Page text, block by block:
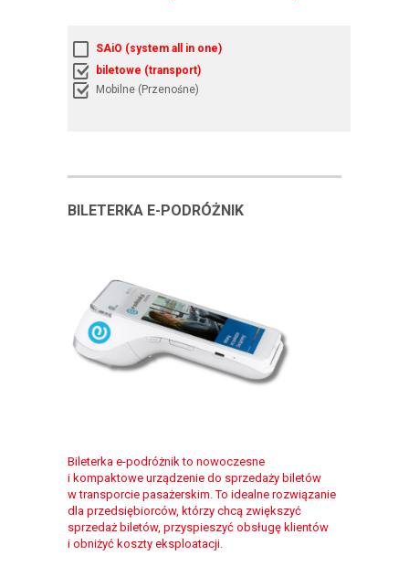
SAiO (system all in one)
biletowe (transport)
Mobilne (Przenośne)
BILETERKA E-PODRÓŻNIK
Bileterka e-podróżnik to nowoczesne
i kompaktowe urządzenie do sprzedaży biletów
w transporcie pasażerskim. To idealne rozwiązanie
dla przedsiębiorców, którzy chcą zwiększyć
sprzedaż biletów, przyspieszyć obsługę klientów
i obniżyć koszty eksploatacji.